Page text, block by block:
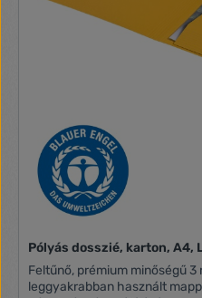
Pólyás dosszié, karton, A4,
Feltűnő, prémium minőségű
leggyakrabban használt